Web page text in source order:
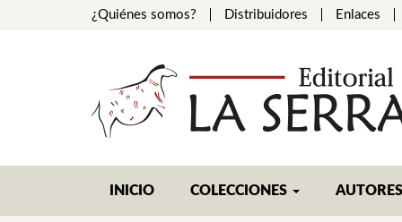
¿Quiénes somos? Distribuidores Enlaces
INICIO COLECCIONES AUTORES